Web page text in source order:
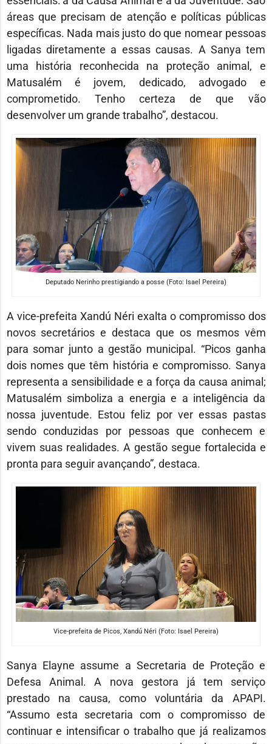
áreas que precisam de atenção e políticas públicas
específicas. Nada mais justo do que nomear pessoas
ligadas diretamente a essas causas. A Sanya tem
uma história reconhecida na proteção animal, e
Matusalém é jovem, dedicado, advogado e
comprometido. Tenho certeza de que vão
desenvolver um grande trabalho”, destacou.
Deputado Nerinho prestigiando a posse (Foto: Isael Pereira)
A vice-prefeita Xandú Néri exalta o compromisso dos
novos secretários e destaca que os mesmos vêm
para somar junto a gestão municipal. “Picos ganha
dois nomes que têm história e compromisso. Sanya
representa a sensibilidade e a força da causa animal;
Matusalém simboliza a energia e a inteligência da
nossa juventude. Estou feliz por ver essas pastas
sendo conduzidas por pessoas que conhecem e
vivem suas realidades. A gestão segue fortalecida e
pronta para seguir avançando”, destaca.
Vice-prefeita de Picos, Xandú Néri (Foto: Isael Pereira)
Sanya Elayne assume a Secretaria de Proteção e
Defesa Animal. A nova gestora já tem serviço
prestado na causa, como voluntária da APAPI.
“Assumo esta secretaria com o compromisso de
continuar e intensificar o trabalho que já realizamos